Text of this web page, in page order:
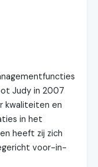
Judy in 2007
kwaliteiten en
in het
heeft zij zich
voor-in-